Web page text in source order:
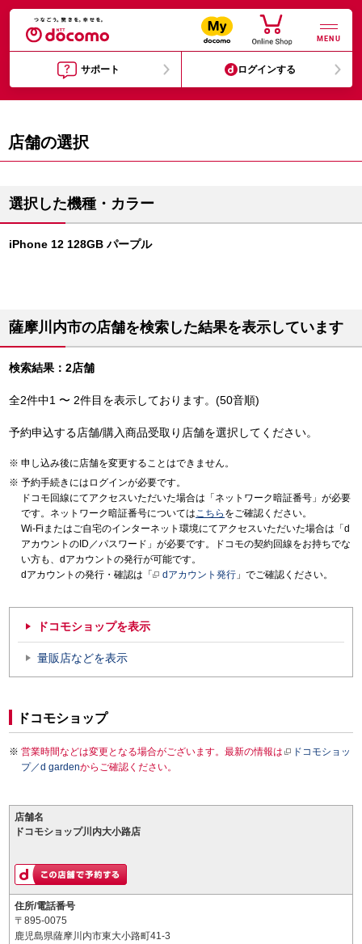
MENU
サポート ログインする
店舗の選択
選択した機種・カラー
iPhone 12 128GB パープル
薩摩川内市の店舗を検索した結果を表示しています
検索結果：2店舗
全2件中1 〜 2件目を表示しております。(50音順)
予約申込する店舗/購入商品受取り店舗を選択してください。
申し込み後に店舗を変更することはできません。
予約手続きにはログインが必要です。
ドコモ回線にてアクセスいただいた場合は「ネットワーク暗証番号」が必要
です。ネットワーク暗証番号についてはこちら をご確認ください。
Wi-Fiまたはご自宅のインターネット環境にてアクセスいただいた場合は「d
アカウントのID／パスワード」が必要です。ドコモの契約回線をお持ちでな
い方も、dアカウントの発行が可能です。
dアカウントの発行・確認は「
dアカウント発行 」でご確認ください。
ドコモショップを表示
量販店などを表示
ドコモショップ
営業時間などは変更となる場合がございます。最新の情報は
ドコモショッ
プ／d gardenからご確認ください。
店舗名
ドコモショップ川内大小路店
住所/電話番号
〒895-0075
鹿児島県薩摩川内市東大小路町41-3